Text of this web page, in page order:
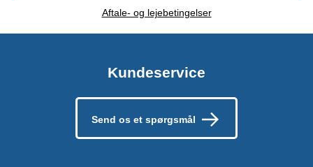
Aftale- og lejebetingelser
Kundeservice
Send os et spørgsmål